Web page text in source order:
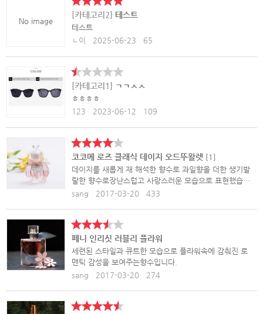
No image
[카테고리2] 테스트
테스트
ㄴ이
2025-06-23 65
[카테고리1] ㄱㄱㅅㅅ
ㅎㅎㅎㅎ
123
2023-06-12 109
코코메 로즈 클래식 데이지 오드뚜왈렛 [ 1 ]
데이지를 새롭게 재 해석한 향수로 과일향을 더한 생기발
랄한 향수로장난스럽고 사랑스러운 모습으로 표현했습니
다.
sang 2017-03-20 433
페니 인리싯 러블리 플라워
세련된 스타일과 큐트한 모습으로 플라워속에 감춰진 로
맨틱 감성을 보여주는향수입니다.
sang
2017-03-20 274